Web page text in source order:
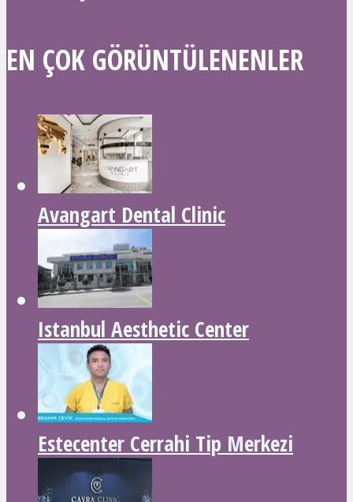
EN ÇOK GÖRÜNTÜLENENLER
Avangart Dental Clinic
Istanbul Aesthetic Center
Estecenter Cerrahi Tip Merkezi